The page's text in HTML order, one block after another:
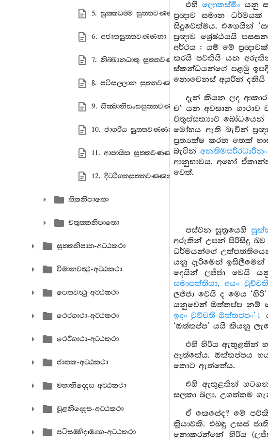
5. සුක‍්කධම‍්ම සුත‍්තවණ‍්ණනා
6. අජාතසුත‍්තවණ‍්ණනා
7. නිබ‍්බානධාතු සුත‍්තවණ‍්ණනා
8. පටිසල‍්ලාන සුත‍්තවණ‍්ණනා
9. සික‍්ඛානිසංසසුත‍්තවණ‍්ණනා
10. ජාගරිය සුත‍්තවණ‍්ණනා
11. ආපායික සුත‍්තවණ‍්ණනා
12. දිට‍්ඨිගතසුත‍්තවණ‍්ණනා
තිකනිපාතො
චතුක‍්කනිපාතො
සුත‍්තනිපාත-අට‍්ඨකථා
විමානවත්‍ථු-අට‍්ඨකථා
පෙතවත්‍ථු-අට‍්ඨකථා
ථෙරගාථා-අට‍්ඨකථා
ථෙරීගාථා-අට‍්ඨකථා
ජාතක-අට‍්ඨකථා
මහානිද‍්දෙස-අට‍්ඨකථා
චූළනිද‍්දෙස-අට‍්ඨකථා
පටිසම‍්භිදාමග‍්ග-අට‍්ඨකථා
එහි ලොකස්මිංයනු
ප්‍රඥාව සමාන
සිදුවෙත්මය. එහෙයින්
ප්‍රඥාව ශ්‍රේෂ්ඨයයි
අර්ථය : යම් මේ
කරයි පවතියි යන
ස්කන්ධයන්ගේ පළමු
නොවෙනස් අයුරින් දනියි ද
දැන් කියන ලද ආකාර
ච’ යන අවසාන ගාථාව
චතුස්සත්‍යාව බෝධයෙන්
මෝහය ඇති බැවින්
ප්‍රත්‍යක්ෂ කරන තෙක්
බැවින්අනතිමසරීරධාරීනං
ආනුභාවය, අහෝ
වෙත්.
පස්වන සූත්‍රයෙහි
අරුතින් උපන් පිරිසිදු බව
ධර්මයන්ගේ
යනු දැරිමෙන්
දෙයින් ලජ්ජා වෙයි
සමාපත්තියා, අයං
ලජ්ජා වෙයි ද මෙය
යනුවෙන් ඔත්තප්ප නම්
ඉදං වුච්චති ඔත්තප්පං’ 1
‘ඔත්තප්ප’ යයි කියනු
එහි හිරිය ඇතුළතින්
ඇත්තේය. ඔත්තප්පය
කොට ඇත්තේය.
එහි ඇතුළතින්
සලකා බලා, උගත්කම
ඒ කෙසේද? මේ
ක්‍රියාවකි. එබඳු උසස්
නොකරන්නේ හිරිය